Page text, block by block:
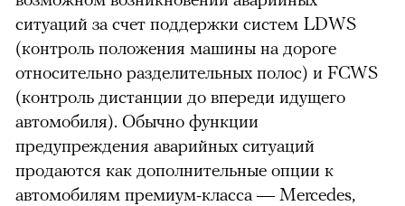
ситуаций за счет поддержки систем LDWS
(контроль положения машины на дороге
относительно разделительных полос) и FCWS
(контроль дистанции до впереди идущего
автомобиля). Обычно функции
предупреждения аварийных ситуаций
продаются как дополнительные опции к
автомобилям премиум-класса — Mercedes,